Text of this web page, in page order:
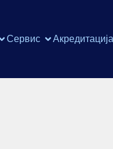
Сервис Акредитација